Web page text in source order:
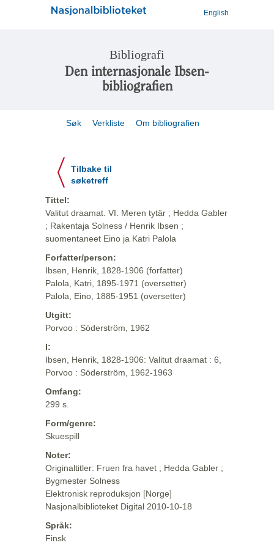
English
Bibliografi
Den internasjonale Ibsen-
bibliografien
Søk Verkliste Om bibliografien
Tilbake til
søketreff
Tittel:
Valitut draamat. VI. Meren tytär ; Hedda Gabler
; Rakentaja Solness / Henrik Ibsen ;
suomentaneet Eino ja Katri Palola
Forfatter/person:
Ibsen, Henrik, 1828-1906 (forfatter)
Palola, Katri, 1895-1971 (oversetter)
Palola, Eino, 1885-1951 (oversetter)
Utgitt:
Porvoo : Söderström, 1962
I:
Ibsen, Henrik, 1828-1906: Valitut draamat : 6,
Porvoo : Söderström, 1962-1963
Omfang:
299 s.
Form/genre:
Skuespill
Noter:
Originaltitler: Fruen fra havet ; Hedda Gabler ;
Bygmester Solness
Elektronisk reproduksjon [Norge]
Nasjonalbiblioteket Digital 2010-10-18
Språk:
Finsk